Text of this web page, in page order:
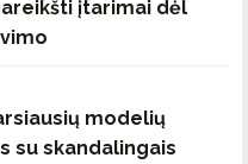
įtarimai dėl
modelių
su skandalingais